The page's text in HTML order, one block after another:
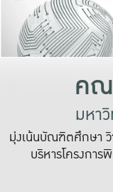
คณ
มหา
มุ่งเน้นบัณฑิตศึกษา
บริหารโครงการ